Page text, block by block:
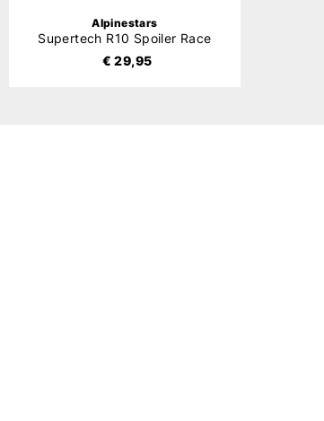
Alpinestars
Supertech R10 Spoiler Race
€ 29,95